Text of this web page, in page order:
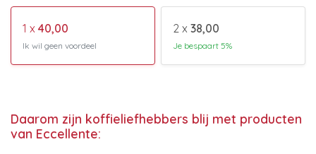
1 x 40,00
Ik wil geen voordeel
2 x 38,00
Je bespaart 5%
Daarom zijn koffieliefhebbers blij met producten
van Eccellente: